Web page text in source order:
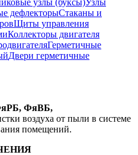
дефлекторыСтаканы и
Щиты управления
Коллекторы двигателя
Герметичные
Двери герметичные
ФяВБ,
воздуха от пыли в системе
помещений.